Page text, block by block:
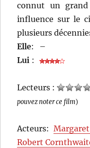
connut un
influence sur le
plusieurs
Elle:
–
Lui :
Lecteurs :
pouvez noter ce film)
Acteurs:
Robert